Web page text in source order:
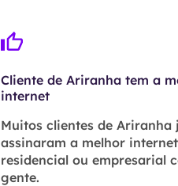
Cliente de Ariranha tem a
internet
Muitos clientes de Ariranha
assinaram a melhor internet
residencial ou empresarial
gente.